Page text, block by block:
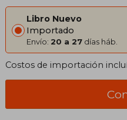
Libro Nuevo
Importado
Envío: 20 a 27 días háb.
Costos de importación